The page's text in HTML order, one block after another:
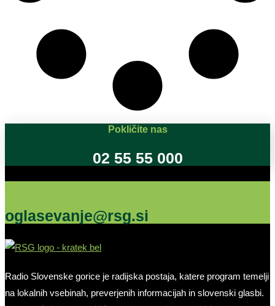
Pokličite nas
02 55 55 000
oglasevanje@rsg.si
Radio Slovenske gorice je radijska postaja, katere program temelji
na lokalnih vsebinah, preverjenih informacijah in slovenski glasbi.